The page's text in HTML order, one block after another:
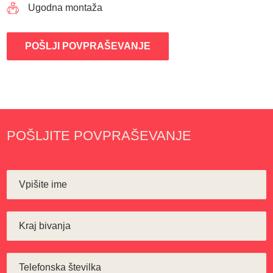
Ugodna montaža
POŠLJI POVPRAŠEVANJE
POŠLJITE POVPRAŠEVANJE